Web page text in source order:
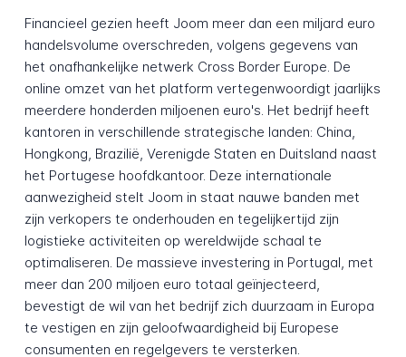
Financieel gezien heeft Joom meer dan een miljard euro
handelsvolume overschreden, volgens gegevens van
het onafhankelijke netwerk Cross Border Europe. De
online omzet van het platform vertegenwoordigt jaarlijks
meerdere honderden miljoenen euro's. Het bedrijf heeft
kantoren in verschillende strategische landen: China,
Hongkong, Brazilië, Verenigde Staten en Duitsland naast
het Portugese hoofdkantoor. Deze internationale
aanwezigheid stelt Joom in staat nauwe banden met
zijn verkopers te onderhouden en tegelijkertijd zijn
logistieke activiteiten op wereldwijde schaal te
optimaliseren. De massieve investering in Portugal, met
meer dan 200 miljoen euro totaal geïnjecteerd,
bevestigt de wil van het bedrijf zich duurzaam in Europa
te vestigen en zijn geloofwaardigheid bij Europese
consumenten en regelgevers te versterken.